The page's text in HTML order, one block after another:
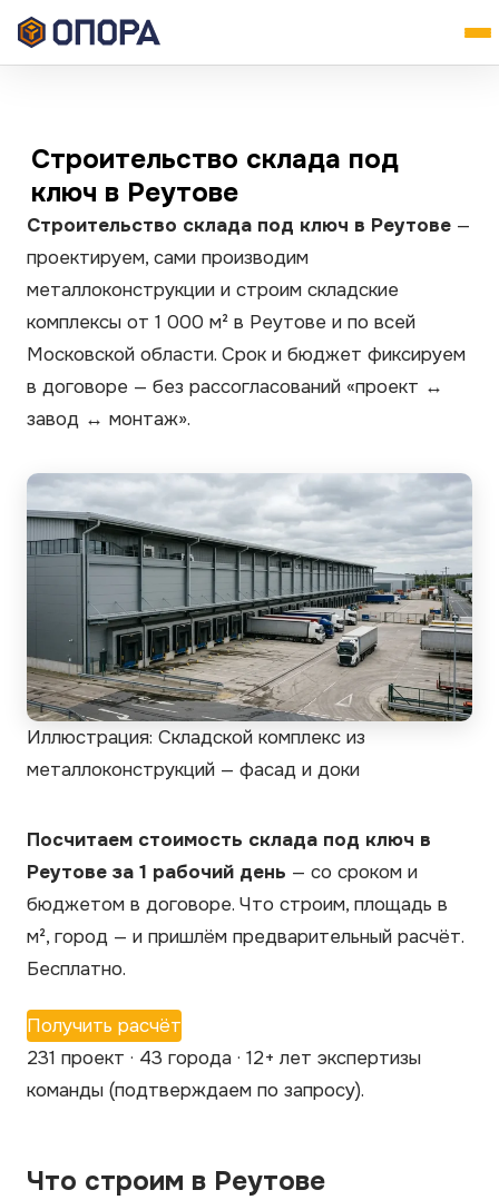
Строительство склада под
ключ в Реутове
Строительство склада под ключ в Реутове —
проектируем, сами производим
металлоконструкции и строим складские
комплексы от 1 000 м² в Реутове и по всей
Московской области. Срок и бюджет фиксируем
в договоре — без рассогласований «проект ↔
завод ↔ монтаж».
Иллюстрация: Складской комплекс из
металлоконструкций — фасад и доки
Посчитаем стоимость склада под ключ в
Реутове за 1 рабочий день — со сроком и
бюджетом в договоре. Что строим, площадь в
м², город — и пришлём предварительный расчёт.
Бесплатно.
Получить расчёт
231 проект · 43 города · 12+ лет экспертизы
команды (подтверждаем по запросу).
Что строим в Реутове